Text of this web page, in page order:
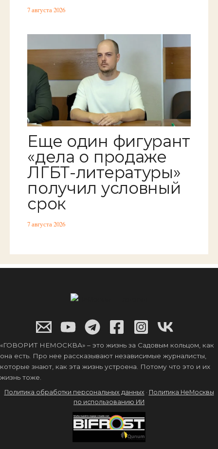
7 августа 2026
Еще один фигурант
«дела о продаже
ЛГБТ-литературы»
получил условный
срок
7 августа 2026
«ГОВОРИТ НЕМОСКВА» – это жизнь за Садовым кольцом, как
она есть. Про нее рассказывают независимые журналисты,
которые знают, как эта жизнь устроена. Потому что это и их
жизнь тоже.
Политика обработки персональных данных · Политика НеМосквы
по использованию ИИ